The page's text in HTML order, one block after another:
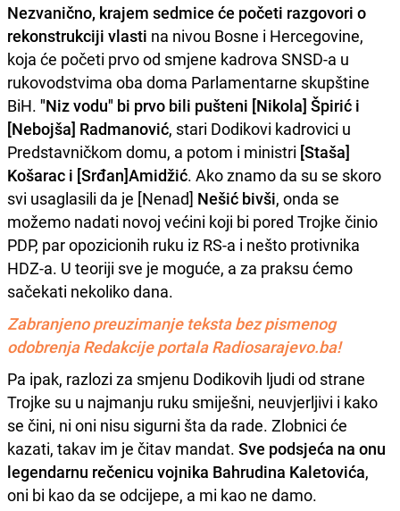
Nezvanično, krajem sedmice će početi razgovori o
rekonstrukciji vlasti na nivou Bosne i Hercegovine,
koja će početi prvo od smjene kadrova SNSD-a u
rukovodstvima oba doma Parlamentarne skupštine
BiH. "Niz vodu" bi prvo bili pušteni [Nikola] Špirić i
[Nebojša] Radmanović, stari Dodikovi kadrovici u
Predstavničkom domu, a potom i ministri [Staša]
Košarac i [Srđan]Amidžić. Ako znamo da su se skoro
svi usaglasili da je [Nenad] Nešić bivši, onda se
možemo nadati novoj većini koji bi pored Trojke činio
PDP, par opozicionih ruku iz RS-a i nešto protivnika
HDZ-a. U teoriji sve je moguće, a za praksu ćemo
sačekati nekoliko dana.
Zabranjeno preuzimanje teksta bez pismenog
odobrenja Redakcije portala Radiosarajevo.ba!
Pa ipak, razlozi za smjenu Dodikovih ljudi od strane
Trojke su u najmanju ruku smiješni, neuvjerljivi i kako
se čini, ni oni nisu sigurni šta da rade. Zlobnici će
kazati, takav im je čitav mandat. Sve podsjeća na onu
legendarnu rečenicu vojnika Bahrudina Kaletovića,
oni bi kao da se odcijepe, a mi kao ne damo.